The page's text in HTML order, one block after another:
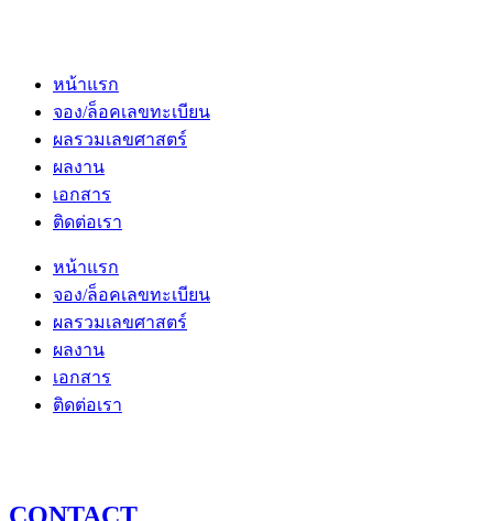
หน้าแรก
จอง/ล็อคเลขทะเบียน
ผลรวมเลขศาสตร์
ผลงาน
เอกสาร
ติดต่อเรา
หน้าแรก
จอง/ล็อคเลขทะเบียน
ผลรวมเลขศาสตร์
ผลงาน
เอกสาร
ติดต่อเรา